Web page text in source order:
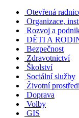
Otevřená
Organizace,
Rozvoj a
DĚTI A
Bezpečnost
Zdravotnictví
Školství
Sociální služby
Životní
Doprava
Volby
GIS